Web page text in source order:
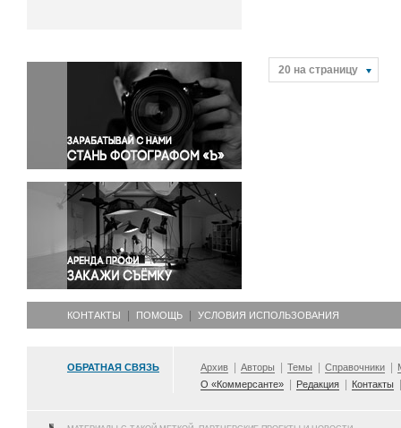
Окружающая среда
Политика
Правосудие
Происшествия и конфликты
Религия
Светская жизнь
Спорт
Экология
Экономика и бизнес
20 на страницу
КОНТАКТЫ ПОМОЩЬ УСЛОВИЯ ИСПОЛЬЗОВАНИЯ
ОБРАТНАЯ СВЯЗЬ Архив Авторы Темы Справочники
О «Коммерсанте»
Редакция Контакты